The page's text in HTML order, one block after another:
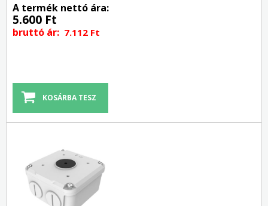
A termék nettó ára:
5.600 Ft
bruttó ár: 7.112 Ft